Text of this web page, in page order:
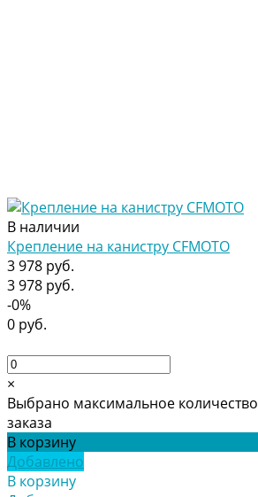
В наличии
Крепление на канистру CFMOTO
3 978 руб.
3 978 руб.
-0%
0 руб.
×
Выбрано максимальное
заказа
В корзину
Добавлено
В корзину